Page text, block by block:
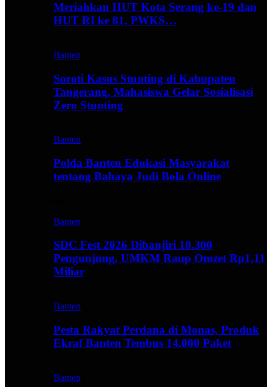
Meriahkan HUT Kota Serang ke-19 dan
HUT RI ke 81, PWKS…
Banten
Soroti Kasus Stunting di Kabupaten
Tangerang, Mahasiswa Gelar Sosialisasi
Zero Stunting
Banten
Polda Banten Edukasi Masyarakat
tentang Bahaya Judi Bola Online
Banten
SDC Fest 2026 Dibanjiri 10.300
Pengunjung, UMKM Raup Omzet Rp1,11
Miliar
Banten
Pesta Rakyat Perdana di Monas, Produk
Ekraf Banten Tembus 14.000 Paket
Banten